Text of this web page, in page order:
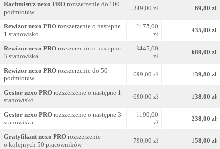
Rachmistrz nexo PROrozszerzenie do 100
podmiotów
349,00 zł 69,80 zł
Rewizor nexo PROrozszerzenie o następne
1 stanowisko
2175,00
zł
435,00 zł
Rewizor nexo PROrozszerzenie o następne
3 stanowiska
3445,00
zł
689,00 zł
Rewizor nexo PROrozszerzenie do 50
podmiotów
699,00 zł 139,80 zł
Gestor nexo PROrozszerzenie o następne 1
stanowisko
690,00 zł 138,00 zł
Gestor nexo PROrozszerzenie o następne 3
stanowiska
1190,00
zł
238,00 zł
Gratyfikant nexo PROrozszerzenie
o kolejnych 50 pracowników
790,00 zł 158,00 zł